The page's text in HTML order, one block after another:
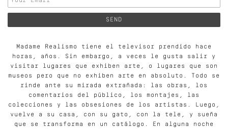
Madame Realismo tiene el televisor prendido hace
horas, años. Sin embargo, a veces le gusta salir y
visitar lugares que exhiben arte, o lugares que son
museos pero que no exhiben arte en absoluto. Todo se
rinde ante su mirada extrañada: las obras, los
comentarios del público, los montajes, las
colecciones y las obsesiones de los artistas. Luego,
vuelve a su casa, con su gato, con la tele, y sueña
que se transforma en un catálogo. En alguna noche